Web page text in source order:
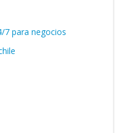
7 para negocios